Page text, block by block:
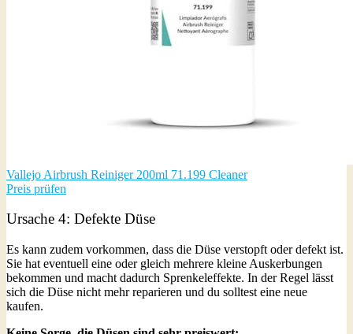
Vallejo Airbrush Reiniger 200ml 71.199 Cleaner
Preis prüfen
Ursache 4: Defekte Düse
Es kann zudem vorkommen, dass die Düse verstopft oder defekt ist.
Sie hat eventuell eine oder gleich mehrere kleine Auskerbungen
bekommen und macht dadurch Sprenkeleffekte. In der Regel lässt
sich die Düse nicht mehr reparieren und du solltest eine neue
kaufen.